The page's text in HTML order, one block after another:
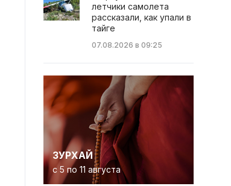
летчики самолета
рассказали, как упали в
тайге
07.08.2026 в 09:25
ЗУРХАЙ
с 5 по 11 августа